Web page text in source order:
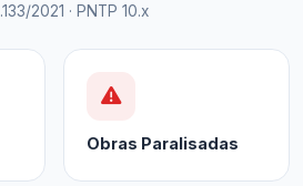
2021 · PNTP 10.x
Obras Paralisadas